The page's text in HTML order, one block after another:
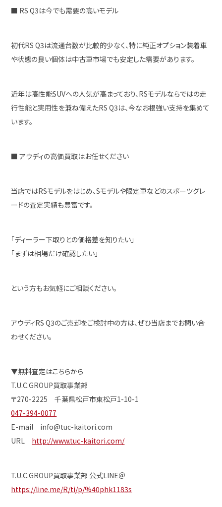
■ RS Q3は今でも需要の高いモデル
初代RS Q3は流通台数が比較的少なく、特に純正オプション装着車
や状態の良い個体は中古車市場でも安定した需要があります。
近年は高性能SUVへの人気が高まっており、RSモデルならではの走
行性能と実用性を兼ね備えたRS Q3は、今なお根強い支持を集めて
います。
■ アウディの高価買取はお任せください
当店ではRSモデルをはじめ、Sモデルや限定車などのスポーツグレ
ードの査定実績も豊富です。
「ディーラー下取りとの価格差を知りたい」
「まずは相場だけ確認したい」
という方もお気軽にご相談ください。
アウディRS Q3のご売却をご検討中の方は、ぜひ当店までお問い合
わせください。
▼無料査定はこちらから
T.U.C.GROUP買取事業部
〒270-2225 千葉県松戸市東松戸1-10-1
047-394-0077
E-mail info@tuc-kaitori.com
URL http://www.tuc-kaitori.com/
T.U.C.GROUP買取事業部 公式LINE＠
https://line.me/R/ti/p/%40phk1183s